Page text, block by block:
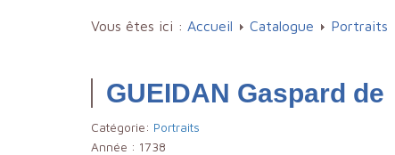
Vous êtes ici : Accueil Catalogue Portraits
GUEIDAN Gaspard de
Catégorie: Portraits
Année : 1738